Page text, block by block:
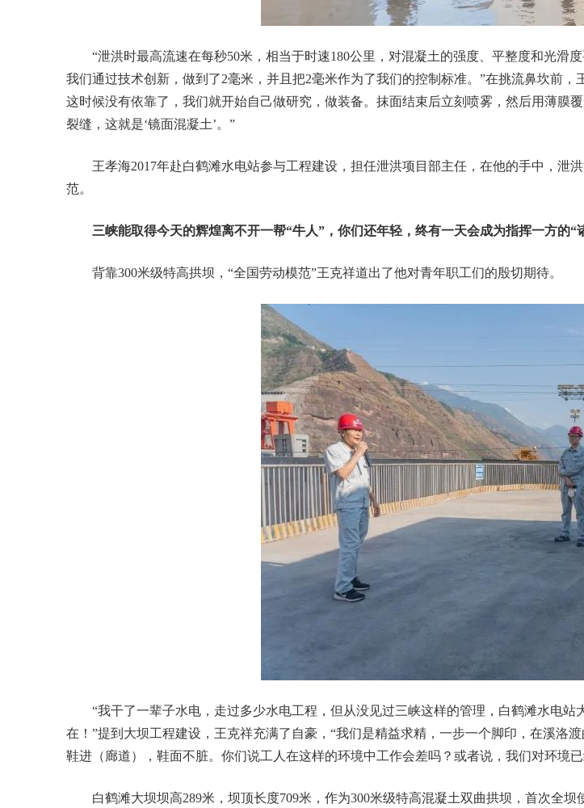
“泄洪时最高流速在每秒50米，相当于时速180公里，对混凝土的强度、平整度和光滑
我们通过技术创新，做到了2毫米，并且把2毫米作为了我们的控制标准。”在挑流鼻坎前
这时候没有依靠了，我们就开始自己做研究，做装备。抹面结束后立刻喷雾，然后用薄膜
裂缝，这就是‘镜面混凝土’。”
王孝海2017年赴白鹤滩水电站参与工程建设，担任泄洪项目部主任，在他的手中，泄
范。
三峡能取得今天的辉煌离不开一帮“牛人”，你们还年轻，终有一天会成为指挥一方的“
背靠300米级特高拱坝，“全国劳动模范”王克祥道出了他对青年职工们的殷切期待。
“我干了一辈子水电，走过多少水电工程，但从没见过三峡这样的管理，白鹤滩水电站
在！”提到大坝工程建设，王克祥充满了自豪，“我们是精益求精，一步一个脚印，在溪洛
鞋进（廊道），鞋面不脏。你们说工人在这样的环境中工作会差吗？或者说，我们对环境
白鹤滩大坝坝高289米，坝顶长度709米，作为300米级特高混凝土双曲拱坝，首次全坝